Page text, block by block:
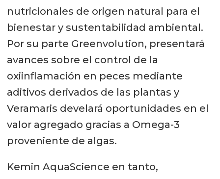
nutricionales de origen natural para el
bienestar y sustentabilidad ambiental.
Por su parte Greenvolution, presentará
avances sobre el control de la
oxiinflamación en peces mediante
aditivos derivados de las plantas y
Veramaris develará oportunidades en el
valor agregado gracias a Omega-3
proveniente de algas.
Kemin AquaScience en tanto,